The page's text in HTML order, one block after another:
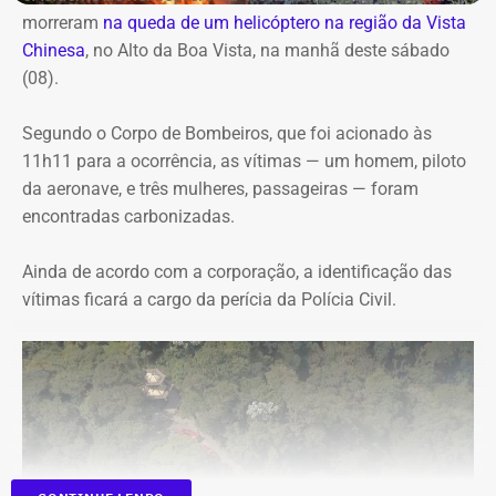
acesso à cultura
De acordo com documentos do processo administrativo,
estrutura anterior. A própria secretaria registra que a
contratação vigente já não atendia à demanda do
Passaporte Cultural, justificando o reforço no transporte
para atender ao crescimento do programa.
A legislação estabelece que até 40% dos recursos
destinados ao fomento cultural sejam aplicados na
direcionados ao interior e às demais regiões fluminenses.
Também determina a reserva mínima de 1% dos recursos
para ações voltadas às pessoas com deficiência.
morreram na queda de um helicóptero na região da Vista
Chinesa, no Alto da Boa Vista, na manhã deste sábado
(08).
Segundo o Corpo de Bombeiros, que foi acionado às
11h11 para a ocorrência, as vítimas — um homem, piloto
da aeronave, e três mulheres, passageiras — foram
encontradas carbonizadas.
Ainda de acordo com a corporação, a identificação das
vítimas ficará a cargo da perícia da Polícia Civil.